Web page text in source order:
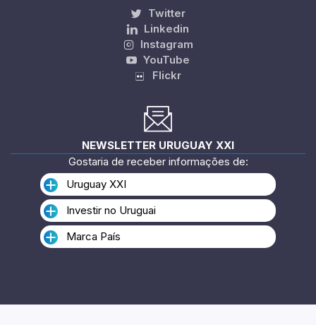
Twitter
Linkedin
Instagram
YouTube
Flickr
NEWSLETTER URUGUAY XXI
Gostaria de receber informações de:
Uruguay XXI
Investir no Uruguai
Marca País